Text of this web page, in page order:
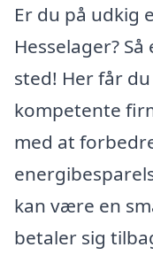
Er du på udkig
Hesselager?
sted! Her får
kompetente
med at
kan være en
betaler sig